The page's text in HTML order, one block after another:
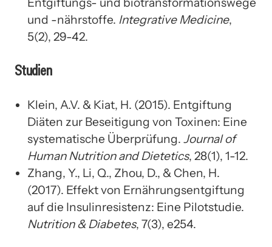
und -nährstoffe. Integrative Medicine,
5(2), 29-42.
Studien
Klein, A.V. & Kiat, H. (2015). Entgiftung
Diäten zur Beseitigung von Toxinen: Eine
systematische Überprüfung. Journal of
Human Nutrition and Dietetics, 28(1), 1-12.
Zhang, Y., Li, Q., Zhou, D., & Chen, H.
(2017). Effekt von Ernährungsentgiftung
auf die Insulinresistenz: Eine Pilotstudie.
Nutrition & Diabetes, 7(3), e254.